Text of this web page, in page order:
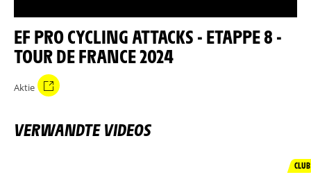
EF PRO CYCLING ATTACKS - ETAPPE 8 -
TOUR DE FRANCE 2024
Aktie
VERWANDTE VIDEOS
CLUB